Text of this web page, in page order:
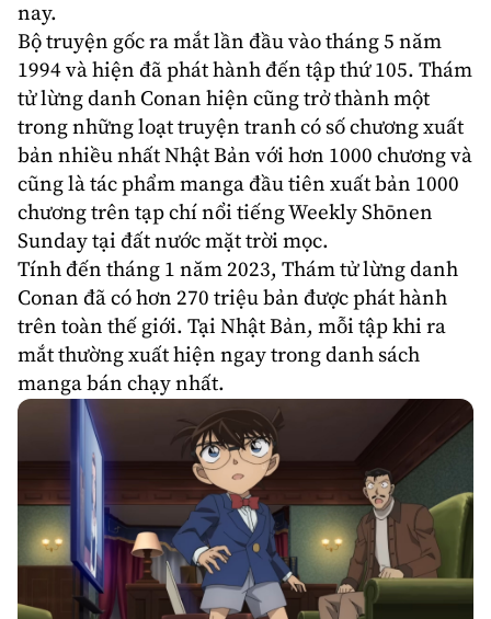
nay.
Bộ truyện gốc ra mắt lần đầu vào tháng 5 năm
1994 và hiện đã phát hành đến tập thứ 105. Thám
tử lừng danh Conan hiện cũng trở thành một
trong những loạttruyện tranhcó số chương xuất
bản nhiều nhất Nhật Bản với hơn 1000 chương và
cũng là tác phẩm manga đầu tiên xuất bản 1000
chương trên tạp chí nổi tiếng Weekly Shōnen
Sunday tại đất nước mặt trời mọc.
Tính đến tháng 1 năm 2023, Thám tử lừng danh
Conan đã có hơn 270 triệu bản được phát hành
trên toàn thế giới. Tại Nhật Bản, mỗi tập khi ra
mắt thường xuất hiện ngay trong danh sách
manga bán chạy nhất.